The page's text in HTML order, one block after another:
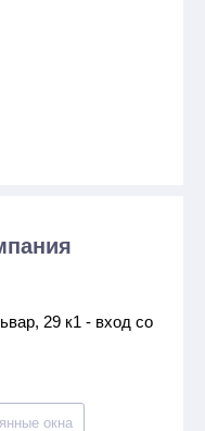
29 к1 - вход со
окна